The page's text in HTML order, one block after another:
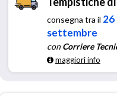
consegna tra il
settembre
conCorriere
maggiori info